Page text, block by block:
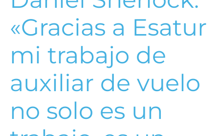
«Gracias a Esatur
mi trabajo de
auxiliar de vuelo
no solo es un